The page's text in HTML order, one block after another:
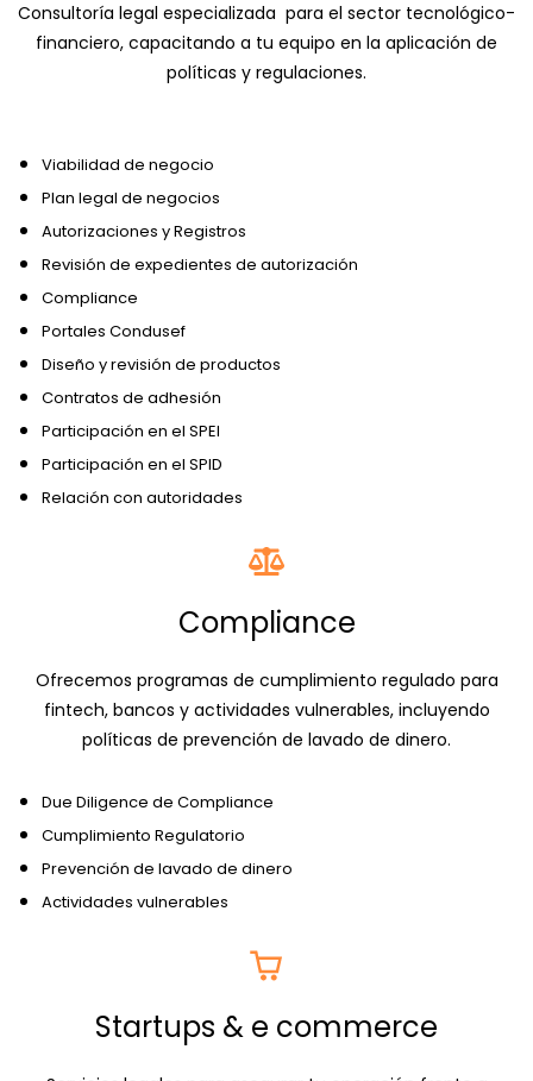
Consultoría legal especializada para el sector tecnológico-
financiero, capacitando a tu equipo en la aplicación de
políticas y regulaciones.
Viabilidad de negocio
Plan legal de negocios
Autorizaciones y Registros
Revisión de expedientes de autorización
Compliance
Portales Condusef
Diseño y revisión de productos
Contratos de adhesión
Participación en el SPEI
Participación en el SPID
Relación con autoridades
Compliance
Ofrecemos programas de cumplimiento regulado para
fintech, bancos y actividades vulnerables, incluyendo
políticas de prevención de lavado de dinero.
Due Diligence de Compliance
Cumplimiento Regulatorio
Prevención de lavado de dinero
Actividades vulnerables
Startups & e commerce